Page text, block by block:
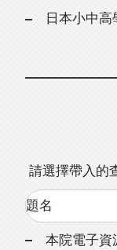
日本小中
請選擇帶入的
本院電子資